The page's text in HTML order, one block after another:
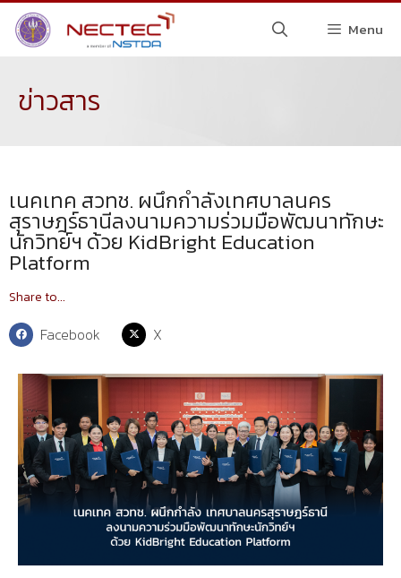
Menu
ข่าวสาร
เนคเทค สวทช. ผนึกกำลังเทศบาลนคร
สุราษฎร์ธานีลงนามความร่วมมือพัฒนาทักษะ
นักวิทย์ฯ ด้วย KidBright Education
Platform
Share to...
Facebook X